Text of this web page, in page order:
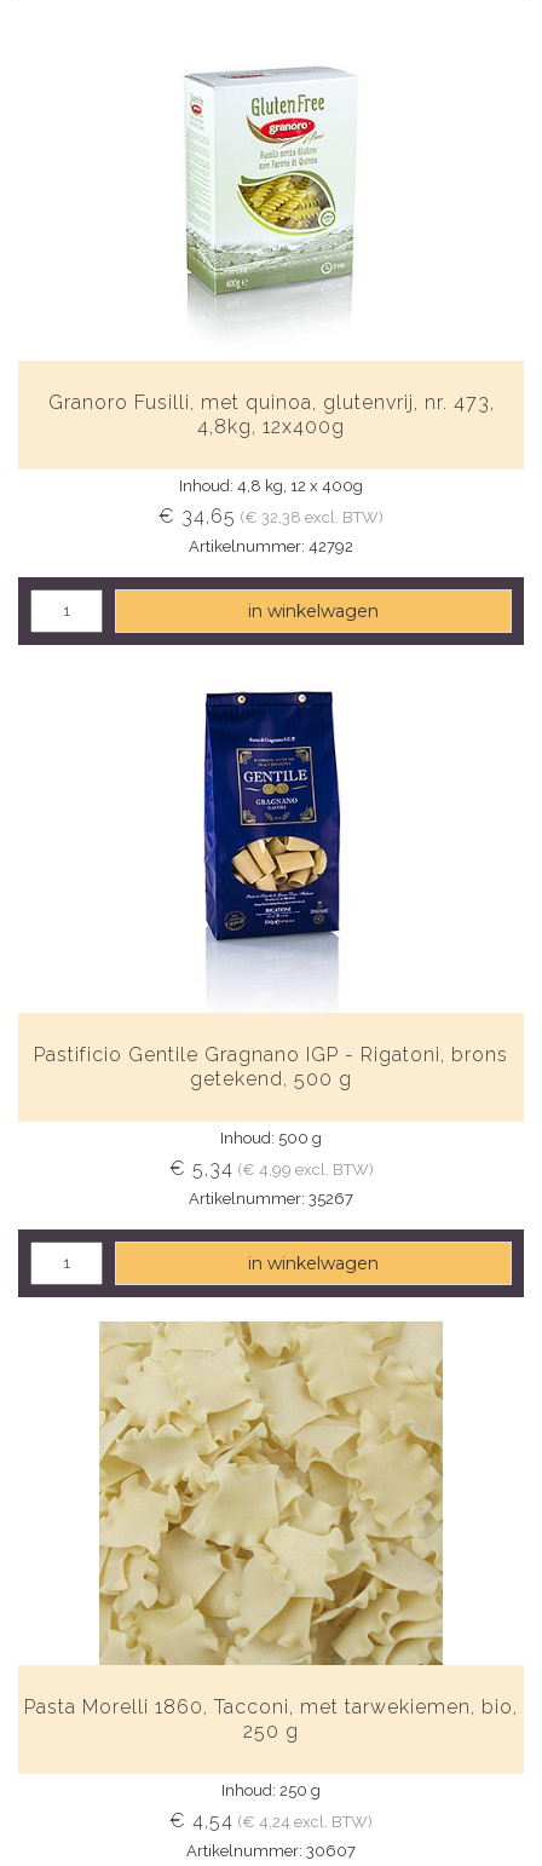
Granoro Fusilli, met quinoa, glutenvrij, nr. 473,
4,8kg, 12x400g
Inhoud: 4,8 kg, 12 x 400g
€ 34,65 (€ 32,38 excl. BTW)
Artikelnummer: 42792
in winkelwagen
Pastificio Gentile Gragnano IGP - Rigatoni, brons
getekend, 500 g
Inhoud: 500 g
€ 5,34 (€ 4,99 excl. BTW)
Artikelnummer: 35267
in winkelwagen
Pasta Morelli 1860, Tacconi, met tarwekiemen, bio,
250 g
Inhoud: 250 g
€ 4,54 (€ 4,24 excl. BTW)
Artikelnummer: 30607